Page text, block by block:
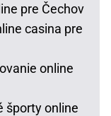
pre Čechov
casina pre
online
športy online